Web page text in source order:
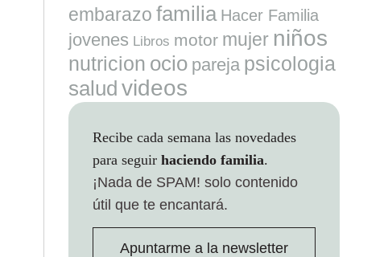
embarazo familia Hacer Familia
jovenes Libros motor mujer niños
nutricion ocio pareja psicologia
salud videos
Recibe cada semana las novedades
para seguir haciendo familia.
¡Nada de SPAM! solo contenido
útil que te encantará.
Apuntarme a la newsletter